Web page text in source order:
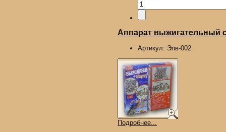
Аппарат выжигательный
Артикул: Эпв-002
Подробнее...